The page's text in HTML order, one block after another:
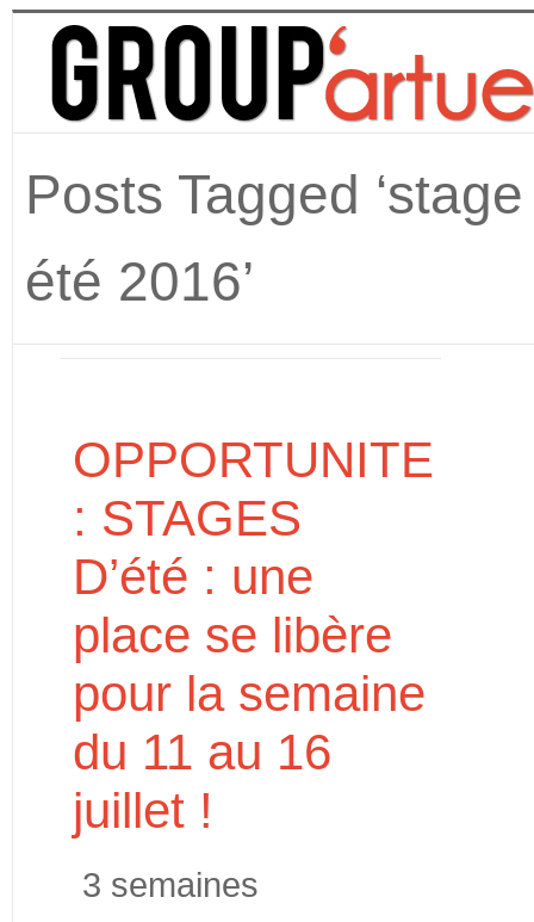
Posts Tagged
été 2016’
OPPORTUNITE
: STAGES
D’été : une
place se libère
pour la semaine
du 11 au 16
juillet !
3 semaines